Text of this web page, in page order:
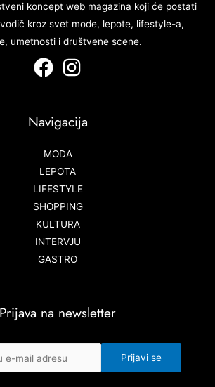
koncept web magazina koji će postati
kroz svet mode, lepote, lifestyle-a,
umetnosti i društvene scene.
Navigacija
MODA
LEPOTA
LIFESTYLE
SHOPPING
KULTURA
INTERVJU
GASTRO
Prijava na newsletter